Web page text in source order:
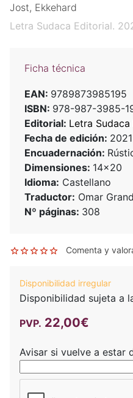
Jost, Ekkehard
Letra Sudaca Editorial.
Ficha técnica
EAN: 9789873985195
ISBN: 978-987-3985-
Editorial: Letra
Fecha de edición: 2021
Encuadernación:
Dimensiones: 14x20
Idioma: Castellano
Traductor: Omar
Nº páginas: 308
Comenta y
Disponibilidad irregular
Disponibilidad sujeta a
PVP. 22,00€
Avisar si vuelve a estar